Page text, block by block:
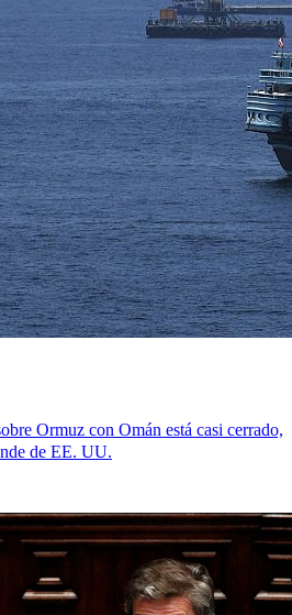
Ormuz con Omán está casi cerrado,
de EE. UU.